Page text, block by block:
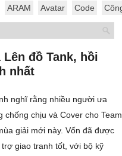
ARAM Avatar Code
đồ Tank, hồi
nhất
nghĩ rằng nhiều người ưa
chịu và Cover cho Team
giải mới này. Vốn đã được
giao tranh tốt, với bộ kỹ